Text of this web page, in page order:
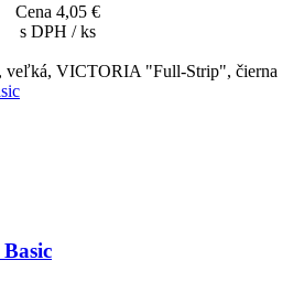
Cena 4,05 €
s DPH / ks
veľká, VICTORIA "Full-Strip", čierna